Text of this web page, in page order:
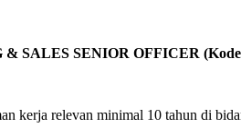
SALES SENIOR OFFICER
kerja relevan minimal 10 tahun di